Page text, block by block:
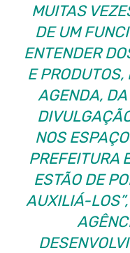
MUITAS
DE UM
ENTENDER
E
AGENDA,
NOS
PREFEITURA
ESTÃO DE
AUXILIÁ-